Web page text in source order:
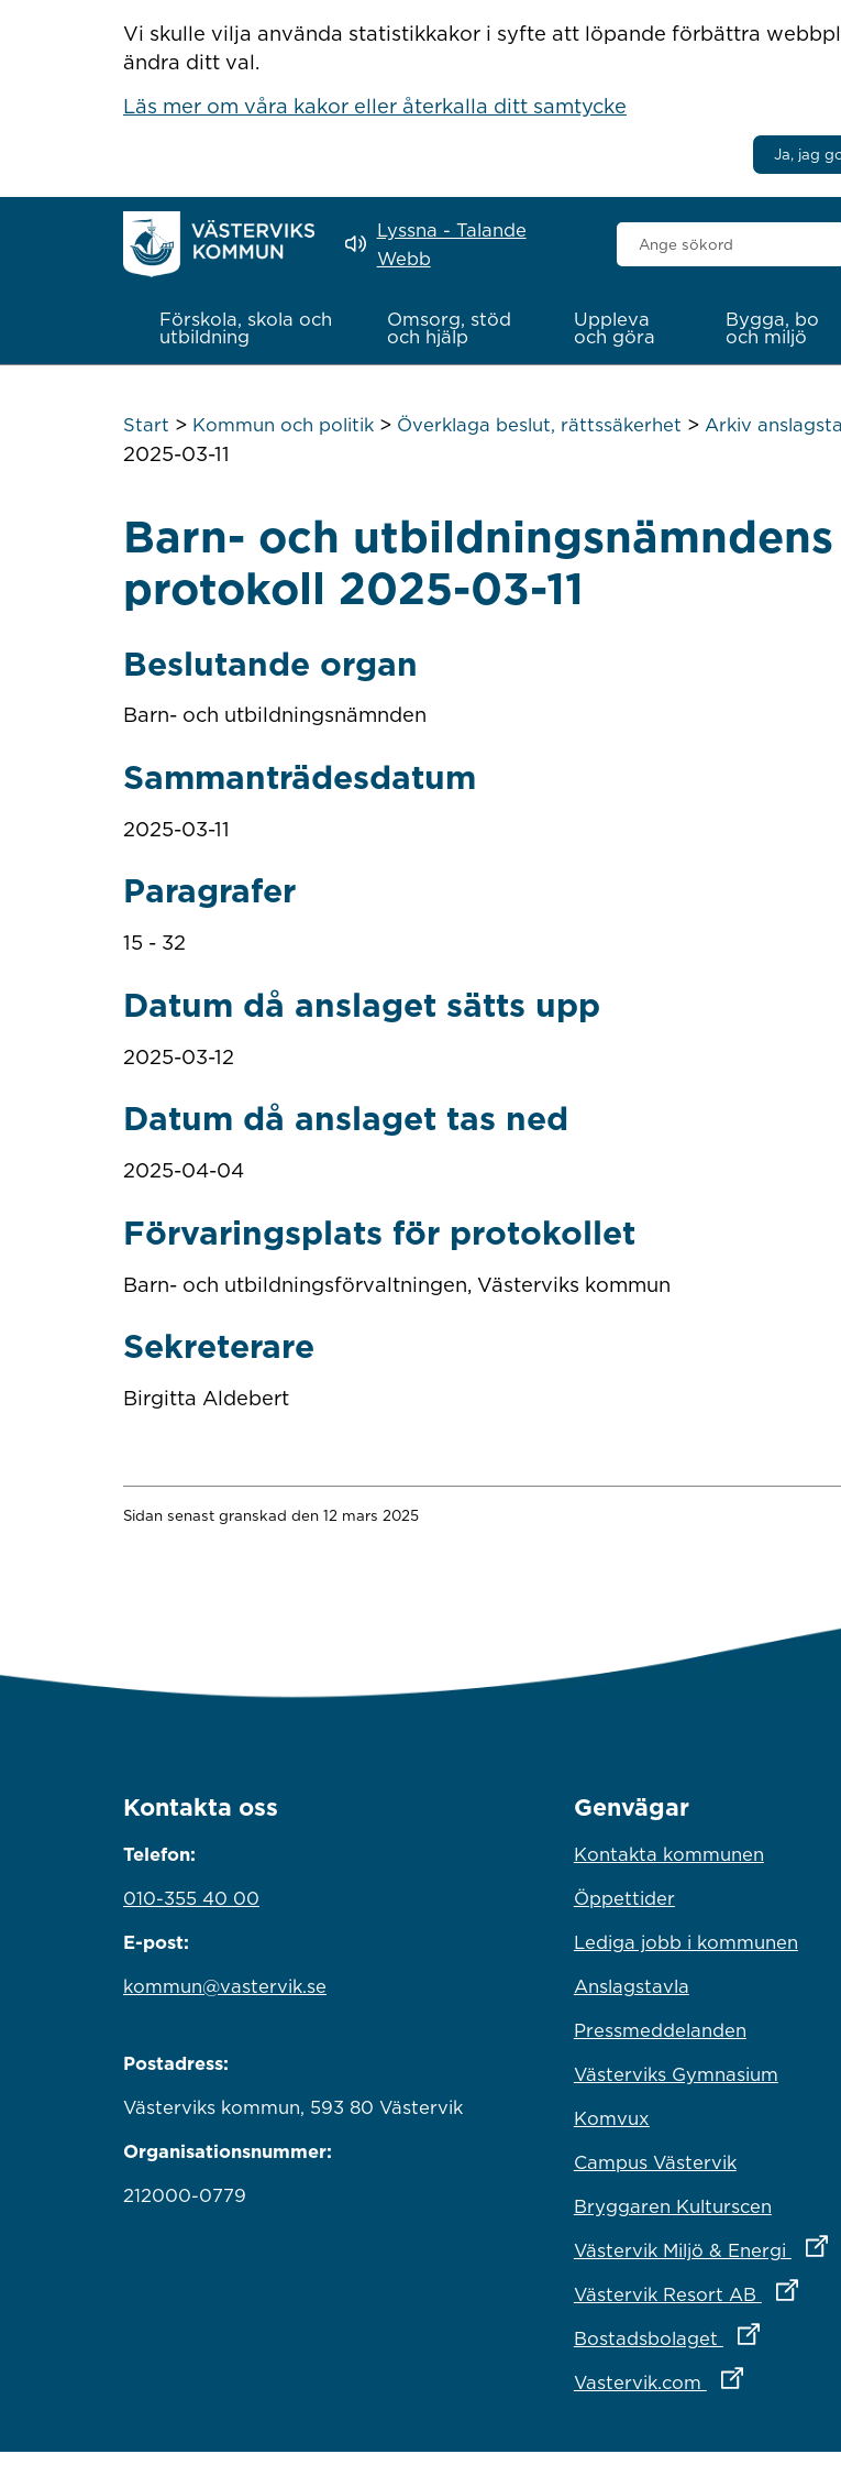
Vi skulle vilja använda statistikkakor i syfte att löpande förbättra
ändra ditt val.
Läs mer om våra kakor eller återkalla ditt samtycke
Ja, jag
Lyssna - Talande
Webb
Sök
här
Förskola, skola och
utbildning
Omsorg, stöd
och hjälp
Uppleva
och göra
Bygga, bo
och miljö
Start > Kommun och politik> Överklaga beslut, rättssäkerhet > Arkiv
2025-03-11
Barn- och utbildningsnämndens
protokoll 2025-03-11
Beslutande organ
Barn- och utbildningsnämnden
Sammanträdesdatum
2025-03-11
Paragrafer
15 - 32
Datum då anslaget sätts upp
2025-03-12
Datum då anslaget tas ned
2025-04-04
Förvaringsplats för protokollet
Barn- och utbildningsförvaltningen, Västerviks kommun
Sekreterare
Birgitta Aldebert
Sidan senast granskad den 12 mars 2025
Kontakta oss
Telefon:
010-355 40 00
E-post:
kommun@vastervik.se
Postadress:
Västerviks kommun, 593 80 Västervik
Organisationsnummer:
212000-0779
Genvägar
Kontakta kommunen
Öppettider
Lediga jobb i kommunen
Anslagstavla
Pressmeddelanden
Västerviks Gymnasium
Komvux
Campus Västervik
Bryggaren Kulturscen
Västervik Miljö & Energi
Västervik Resort AB Länk till
Bostadsbolaget Länk till
Vastervik.com Länk till